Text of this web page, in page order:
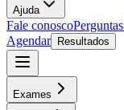
Ajuda
Fale conosco
Agendar
Resultados
Exames